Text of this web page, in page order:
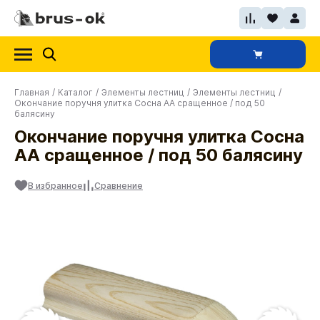
Главная / Каталог / Элементы лестниц / Элементы лестниц /
Окончание поручня улитка Сосна АА сращенное / под 50
балясину
Окончание поручня улитка Сосна
АА сращенное / под 50 балясину
В избранное Сравнение